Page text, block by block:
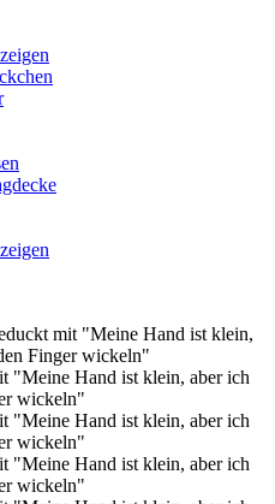
mit "Meine Hand ist klein,
Finger wickeln"